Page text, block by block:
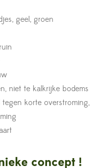
geel, groen
niet te kalkrijke bodems
tegen korte overstroming,
concept !